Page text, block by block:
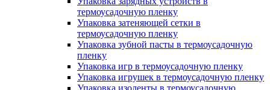
термоусадочную пленку
Упаковка затеняющей сетки в
термоусадочную пленку
Упаковка зубной пасты в термоусадочную
пленку
Упаковка игр в термоусадочную пленку
Упаковка игрушек в термоусадочную пленку
Упаковка изоленты в термоусадочную